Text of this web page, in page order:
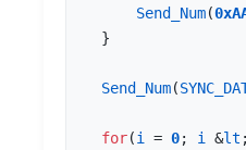
Send_Num(
}
Send_Num(
for(i = 0; i &lt ;